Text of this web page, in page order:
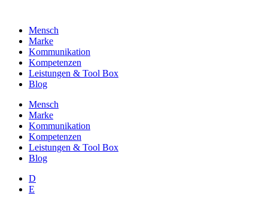
wechselnMensch
Marke
Kommunikation
Kompetenzen
Leistungen & Tool Box
Blog
Mensch
Marke
Kommunikation
Kompetenzen
Leistungen & Tool Box
Blog
D
E